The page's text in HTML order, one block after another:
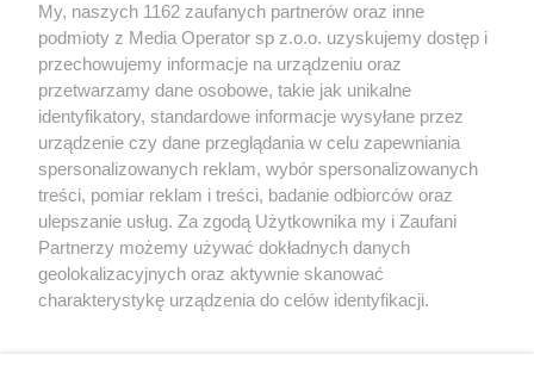
Wydawca mediówlokalnych
Nie zapomnij
zapoznać się z:
polityką prywatności regulamin korzystania z portali
Twojemiasto
Piekary Śląskie
Chorzów
Tarnowskie Góry
Skontakuj sięz nami
Kontakt
Wydawca
Redakcja
My, naszych 1162 zaufanych partnerów oraz inne
podmioty z Media Operator sp z.o.o. uzyskujemy dostęp i
przechowujemy informacje na urządzeniu oraz
przetwarzamy dane osobowe, takie jak unikalne
identyfikatory, standardowe informacje wysyłane przez
urządzenie czy dane przeglądania w celu zapewniania
spersonalizowanych reklam, wybór spersonalizowanych
treści, pomiar reklam i treści, badanie odbiorców oraz
ulepszanie usług. Za zgodą Użytkownika my i Zaufani
Partnerzy możemy używać dokładnych danych
geolokalizacyjnych oraz aktywnie skanować
charakterystykę urządzenia do celów identyfikacji.